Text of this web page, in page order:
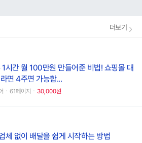
더보기
1시간 월 100만원 만들어준 비법! 쇼핑몰 대
면 4주면 가능합...
ㆍ61페이지ㆍ 30,000원
체 없이 배달을 쉽게 시작하는 방법